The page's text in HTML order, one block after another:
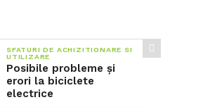
SFATURI DE ACHIZITIONARE SI
UTILIZARE
Posibile probleme și
erori la biciclete
electrice